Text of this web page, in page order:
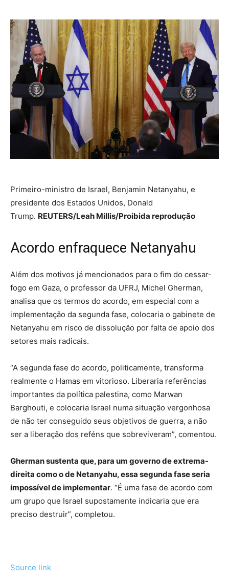
Primeiro-ministro de Israel, Benjamin Netanyahu, e
presidente dos Estados Unidos, Donald
Trump. REUTERS/Leah Millis/Proibida reprodução
Acordo enfraquece Netanyahu
Além dos motivos já mencionados para o fim do cessar-
fogo em Gaza, o professor da UFRJ, Michel Gherman,
analisa que os termos do acordo, em especial com a
implementação da segunda fase, colocaria o gabinete de
Netanyahu em risco de dissolução por falta de apoio dos
setores mais radicais.
“A segunda fase do acordo, politicamente, transforma
realmente o Hamas em vitorioso. Liberaria referências
importantes da política palestina, como Marwan
Barghouti, e colocaria Israel numa situação vergonhosa
de não ter conseguido seus objetivos de guerra, a não
ser a liberação dos reféns que sobreviveram”, comentou.
Gherman sustenta que, para um governo de extrema-
direita como o de Netanyahu, essa segunda fase seria
impossível de implementar. “É uma fase de acordo com
um grupo que Israel supostamente indicaria que era
preciso destruir”, completou.
Source link